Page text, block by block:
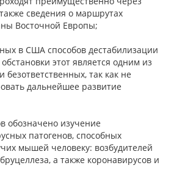
сведения о маршрутах
Восточной Европы;
в США способов дестабилизации
этот является одним из
безответственных, так как не
дальнейшее развитие
обозначено изучение
патогенов, способных
мышей человеку: возбудителей
а также коронавирусов и